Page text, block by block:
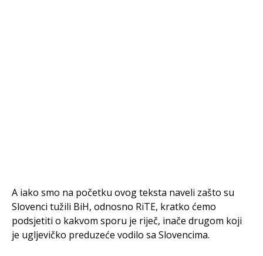
A iako smo na početku ovog teksta naveli zašto su
Slovenci tužili BiH, odnosno RiTE, kratko ćemo
podsjetiti o kakvom sporu je riječ, inače drugom koji
je ugljevičko preduzeće vodilo sa Slovencima.